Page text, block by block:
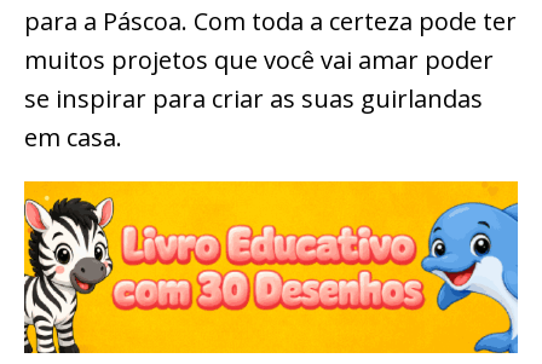
para a Páscoa. Com toda a certeza pode ter
muitos projetos que você vai amar poder
se inspirar para criar as suas guirlandas
em casa.